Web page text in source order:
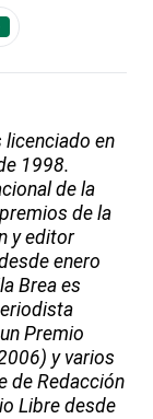
licenciado en
1998.
de la
de la
y editor
enero
Brea es
Premio
y varios
de Redacción
Libre desde